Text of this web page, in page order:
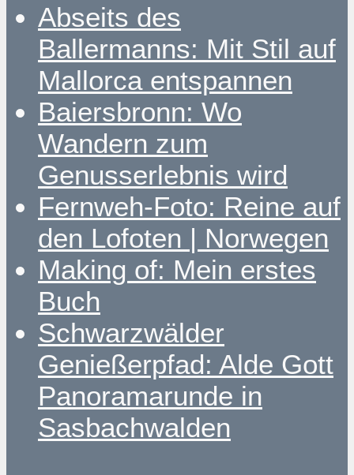
Abseits des
Ballermanns: Mit Stil auf
Mallorca entspannen
Baiersbronn: Wo
Wandern zum
Genusserlebnis wird
Fernweh-Foto: Reine auf
den Lofoten | Norwegen
Making of: Mein erstes
Buch
Schwarzwälder
Genießerpfad: Alde Gott
Panoramarunde in
Sasbachwalden